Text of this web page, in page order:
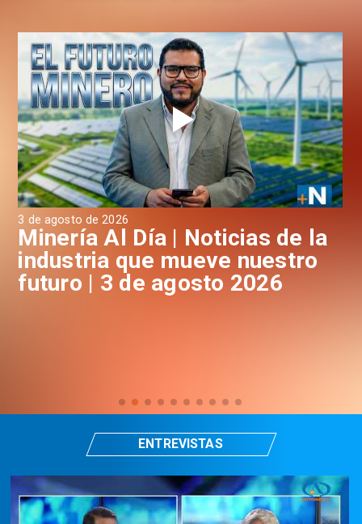
3 de agosto de 2026
Minería Al Día | Noticias de la
industria que mueve nuestro
futuro | 3 de agosto 2026
ENTREVISTAS